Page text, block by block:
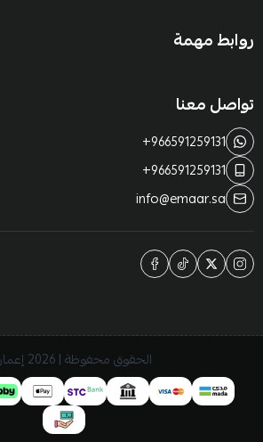
روابط مهمة
تواصل معنا
+966591259131
+966591259131
info@emaar.sa
الحقوق محفوظة | 2026